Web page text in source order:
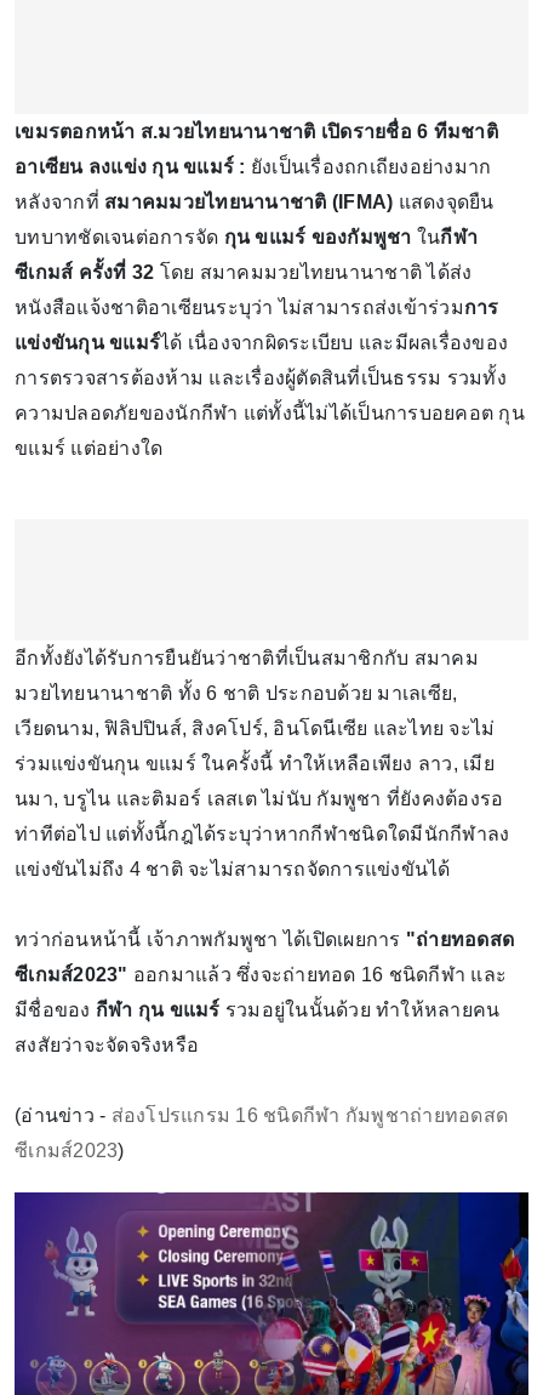
เขมรตอกหน้า ส.มวยไทยนานาชาติ เปิดรายชื่อ 6 ทีมชาติ
อาเซียน ลงแข่ง กุน ขแมร์ : ยังเป็นเรื่องถกเถียงอย่างมาก
หลังจากที่ สมาคมมวยไทยนานาชาติ (IFMA) แสดงจุดยืน
บทบาทชัดเจนต่อการจัด กุน ขแมร์ ของกัมพูชา ในกีฬา
ซีเกมส์ ครั้งที่ 32 โดย สมาคมมวยไทยนานาชาติ ได้ส่ง
หนังสือแจ้งชาติอาเซียนระบุว่า ไม่สามารถส่งเข้าร่วมการ
แข่งขันกุน ขแมร์ได้ เนื่องจากผิดระเบียบ และมีผลเรื่องของ
การตรวจสารต้องห้าม และเรื่องผู้ตัดสินที่เป็นธรรม รวมทั้ง
ความปลอดภัยของนักกีฬา แต่ทั้งนี้ไม่ได้เป็นการบอยคอต กุน
ขแมร์ แต่อย่างใด
อีกทั้งยังได้รับการยืนยันว่าชาติที่เป็นสมาชิกกับ สมาคม
มวยไทยนานาชาติ ทั้ง 6 ชาติ ประกอบด้วย มาเลเซีย,
เวียดนาม, ฟิลิปปินส์, สิงคโปร์, อินโดนีเซีย และไทย จะไม่
ร่วมแข่งขันกุน ขแมร์ ในครั้งนี้ ทำให้เหลือเพียง ลาว, เมีย
นมา, บรูไน และติมอร์ เลสเต ไม่นับ กัมพูชา ที่ยังคงต้องรอ
ท่าทีต่อไป แต่ทั้งนี้กฎได้ระบุว่าหากกีฬาชนิดใดมีนักกีฬาลง
แข่งขันไม่ถึง 4 ชาติ จะไม่สามารถจัดการแข่งขันได้
ทว่าก่อนหน้านี้ เจ้าภาพกัมพูชา ได้เปิดเผยการ "ถ่ายทอดสด
ซีเกมส์2023" ออกมาแล้ว ซึ่งจะถ่ายทอด 16 ชนิดกีฬา และ
มีชื่อของ กีฬา กุน ขแมร์ รวมอยู่ในนั้นด้วย ทำให้หลายคน
สงสัยว่าจะจัดจริงหรือ
(อ่านข่าว - ส่องโปรแกรม 16 ชนิดกีฬา กัมพูชาถ่ายทอดสด
ซีเกมส์2023)